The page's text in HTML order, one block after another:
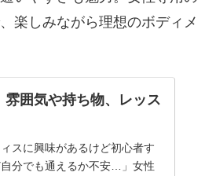
楽しみながら理想のボディメ
雰囲気や持ち物、レッス
スに興味があるけど初心者す
分でも通えるか不安…」女性